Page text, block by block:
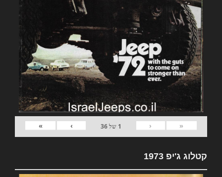
«
‹
1 של36
›
»
קטלוג ג'יפ 1973